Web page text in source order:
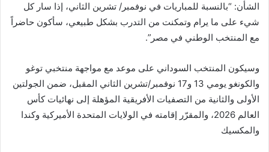
الشأن: “بالنسبة للمباريات في نوفمبر/ تشرين الثاني، إذا سار كل
شيء على ما يرام وتمكنت من التدرب بشكل طبيعي، سأكون حاضراً
مع المنتخب الوطني في مصر”.
وسيكون المنتخب السوداني على موعد مع مواجهة منتخبي توغو
والكونغو يومي 13 و17 نوفمبر/تشرين الثاني المقبل، ضمن الجولتين
الأولى والثانية من التصفيات الأفريقية المؤهلة إلى نهائيات كأس
العالم 2026، والمقرّر إقامته في الولايات المتحدة الأميركية وكندا
والمكسيك